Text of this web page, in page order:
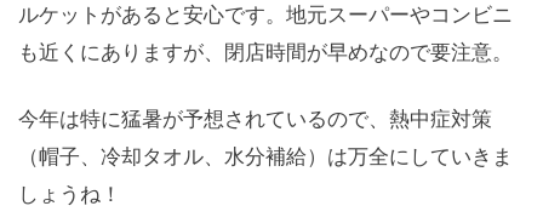
ルケットがあると安心です。地元スーパーやコンビニ
も近くにありますが、閉店時間が早めなので要注意。
今年は特に猛暑が予想されているので、熱中症対策
（帽子、冷却タオル、水分補給）は万全にしていきま
しょうね！